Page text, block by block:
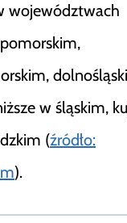
województwach
w śląskim,
(źródło:
).